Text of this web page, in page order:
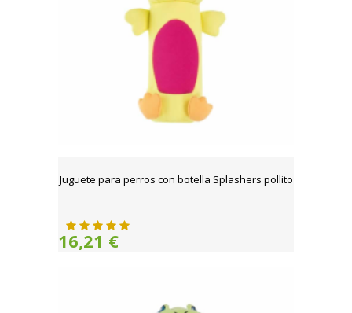
Juguete para perros con botella Splashers pollito
16,21 €